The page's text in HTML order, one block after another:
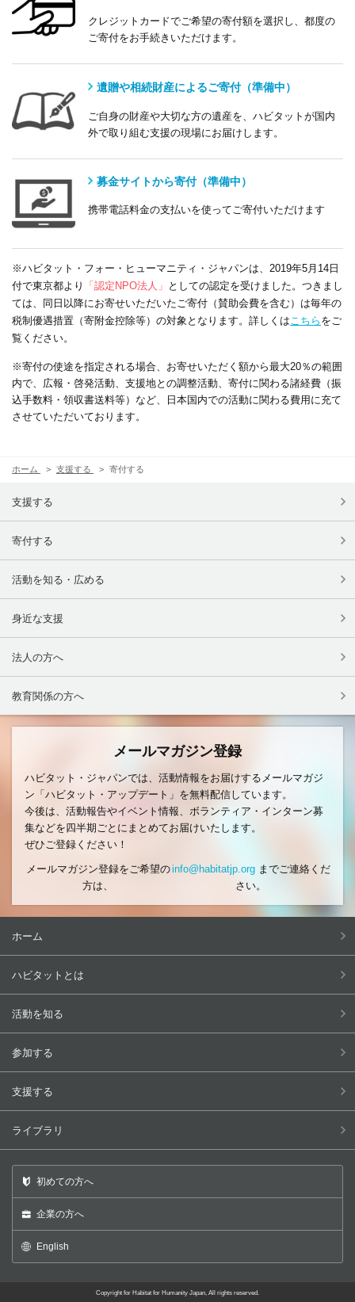
クレジットカードでご希望の寄付額を選択し、都度の
ご寄付をお手続きいただけます。
遺贈や相続財産によるご寄付（準備中）
ご自身の財産や大切な方の遺産を、ハビタットが国内
外で取り組む支援の現場にお届けします。
募金サイトから寄付（準備中）
携帯電話料金の支払いを使ってご寄付いただけます
※ハビタット・フォー・ヒューマニティ・ジャパンは、2019年5月14日
付で東京都より
「認定NPO法人」 としての認定を受けました。つきまし
ては、同日以降にお寄せいただいたご寄付（賛助会費を含む）は毎年の
税制優遇措置（寄附金控除等）の対象となります。詳しくはこちら をご
覧ください。
※寄付の使途を指定される場合、お寄せいただく額から最大20％の範囲
内で、広報・啓発活動、支援地との調整活動、寄付に関わる諸経費（振
込手数料・領収書送料等）など、日本国内での活動に関わる費用に充て
させていただいております。
ホーム 支援する 寄付する
支援する
寄付する
活動を知る・広める
身近な支援
法人の方へ
教育関係の方へ
メールマガジン登録
ハビタット・ジャパンでは、活動情報をお届けするメールマガジ
ン「ハビタット・アップデート」を無料配信しています。
今後は、活動報告やイベント情報、ボランティア・インターン募
集などを四半期ごとにまとめてお届けいたします。
ぜひご登録ください！
メールマガジン登録をご希望の
方は、
info@habitatjp.orgまでご連絡くだ
さい。
ホーム
ハビタットとは
活動を知る
参加する
支援する
ライブラリ
初めての方へ
企業の方へ
English
Copyright for Habitat for Humanity Japan, All rights reserved.